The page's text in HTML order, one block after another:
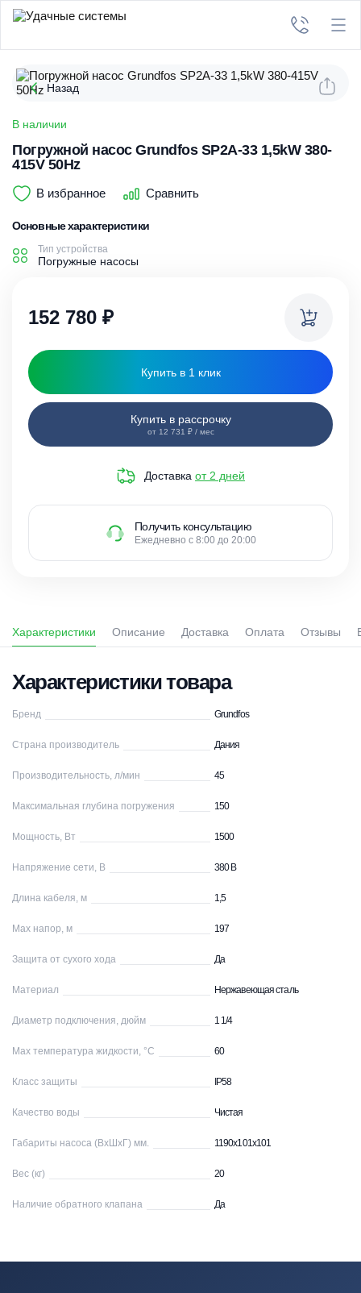
Назад
В наличии
Погружной насос Grundfos SP2A-33 1,5kW 380-
415V 50Hz
В избранное Сравнить
Основные характеристики
Тип устройства
Погружные насосы
152 780 ₽
Купить в 1 клик
Купить в рассрочку
от 12 731 ₽ / мес
Доставка от 2 дней
Получить консультацию
Ежедневно с 8:00 до 20:00
Характеристики Описание Доставка Оплата Отзывы
Характеристики товара
Бренд Grundfos
Страна производитель Дания
Производительность, л/мин 45
Максимальная глубина погружения 150
Мощность, Вт 1500
Напряжение сети, В 380 В
Длина кабеля, м 1,5
Max напор, м 197
Защита от сухого хода Да
Материал Нержавеющая сталь
Диаметр подключения, дюйм 1 1/4
Max температура жидкости, °С 60
Класс защиты IP58
Качество воды Чистая
Габариты насоса (ВхШхГ) мм. 1190х101х101
Вес (кг) 20
Наличие обратного клапана Да